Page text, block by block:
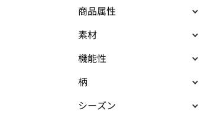
商品属性
素材
機能性
柄
シーズン